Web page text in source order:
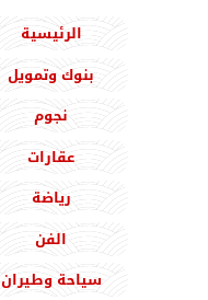
الرئيسية
بنوك وتمويل
نجوم
عقارات
رياضة
الفن
سياحة وطيران